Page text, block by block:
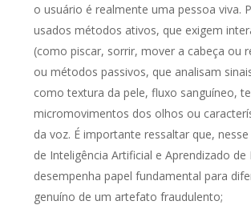
o usuário é realmente uma pessoa viva.
usados métodos ativos, que exigem
(como piscar, sorrir, mover a cabeça ou
ou métodos passivos, que analisam
como textura da pele, fluxo sanguíneo,
micromovimentos dos olhos ou
da voz. É importante ressaltar que,
de Inteligência Artificial e Aprendizado de
desempenha papel fundamental para
genuíno de um artefato fraudulento;